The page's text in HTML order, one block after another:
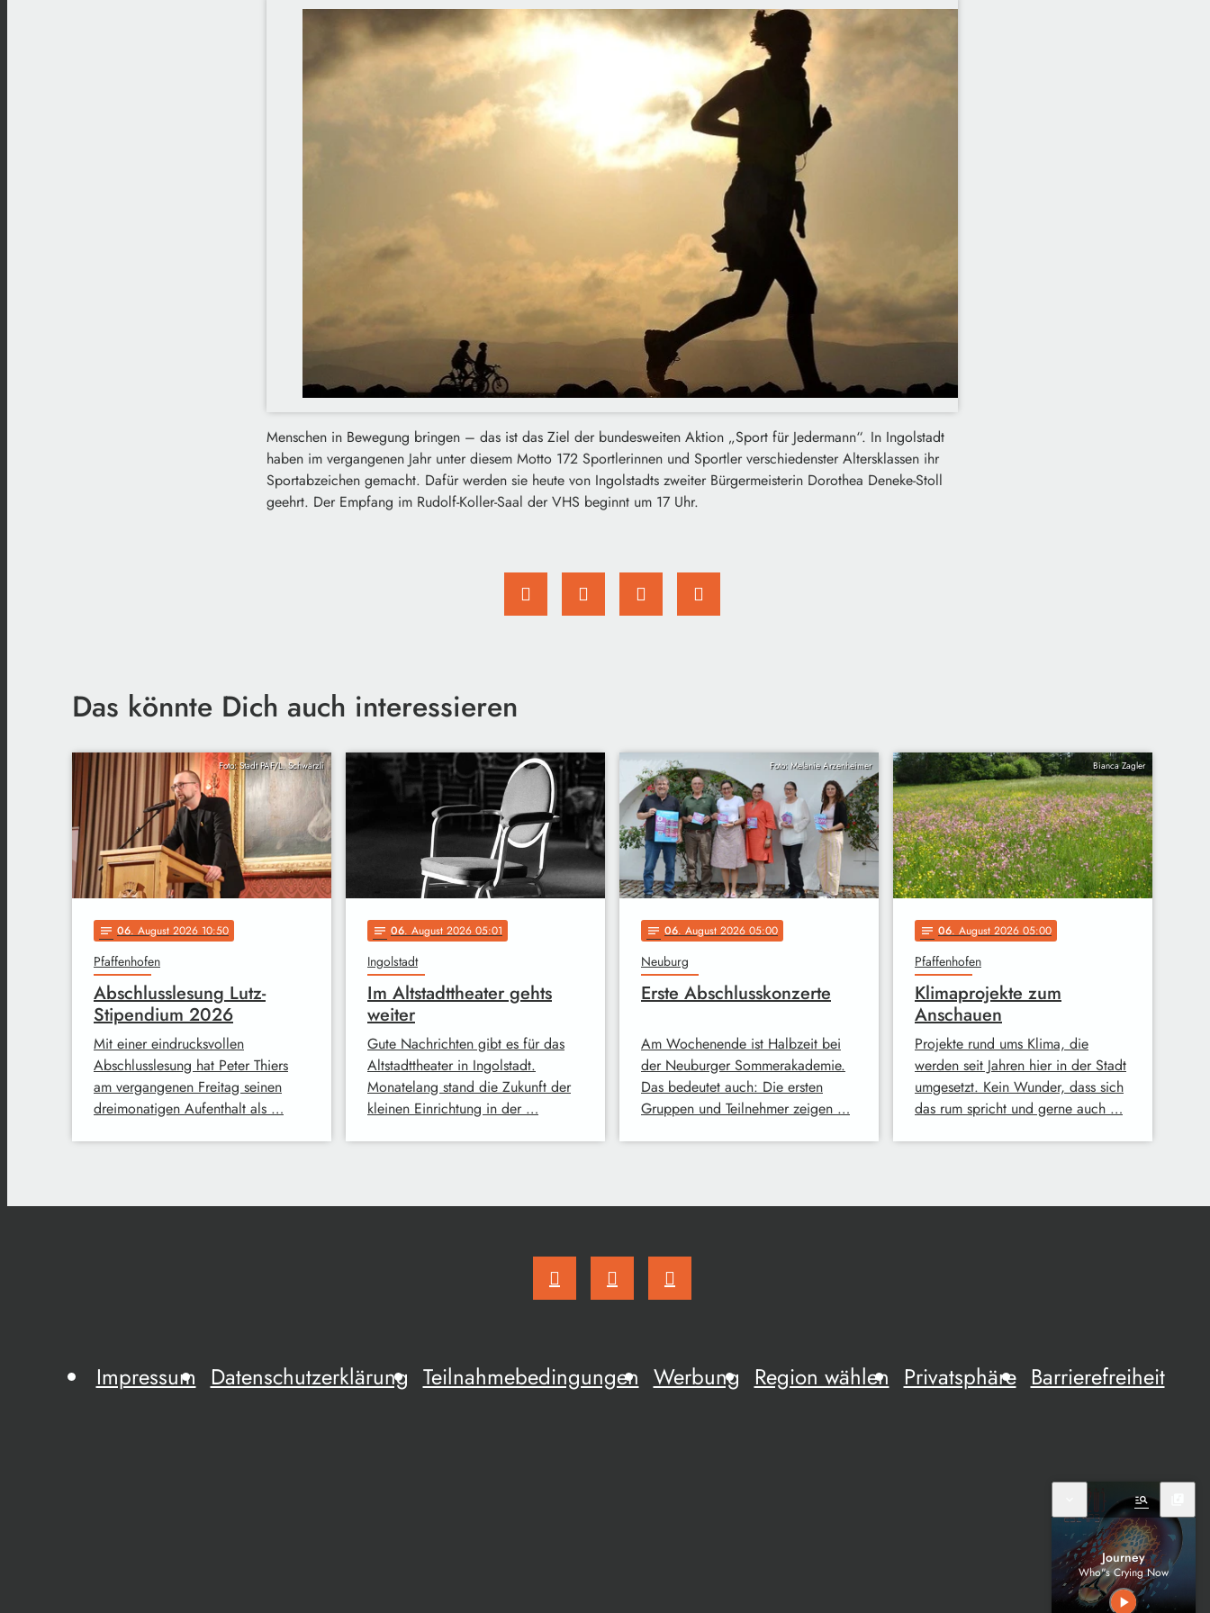
Menschen in Bewegung bringen – das ist das Ziel der bundesweiten Aktion „Sport für Jedermann“. In Ingolstadt
haben im vergangenen Jahr unter diesem Motto 172 Sportlerinnen und Sportler verschiedenster Altersklassen ihr
Sportabzeichen gemacht. Dafür werden sie heute von Ingolstadts zweiter Bürgermeisterin Dorothea Deneke-Stoll
geehrt. Der Empfang im Rudolf-Koller-Saal der VHS beginnt um 17 Uhr.
Das könnte Dich auch interessieren
Foto: Stadt PAF/L. Schwärzli
notes 06. August 2026 10:50
Pfaffenhofen
Abschlusslesung Lutz-
Stipendium 2026
Mit einer eindrucksvollen
Abschlusslesung hat Peter Thiers
am vergangenen Freitag seinen
dreimonatigen Aufenthalt als …
notes 06. August 2026 05:01
Ingolstadt
Im Altstadttheater gehts
weiter
Gute Nachrichten gibt es für das
Altstadttheater in Ingolstadt.
Monatelang stand die Zukunft der
kleinen Einrichtung in der …
Foto: Melanie Arzenheimer
notes 06. August 2026 05:00
Neuburg
Erste Abschlusskonzerte
Am Wochenende ist Halbzeit bei
der Neuburger Sommerakademie.
Das bedeutet auch: Die ersten
Gruppen und Teilnehmer zeigen …
Bianca Zagler
notes 06. August 2026 05:00
Pfaffenhofen
Klimaprojekte zum
Anschauen
Projekte rund ums Klima, die
werden seit Jahren hier in der Stadt
umgesetzt. Kein Wunder, dass sich
das rum spricht und gerne auch …
Impressum Datenschutzerklärung Teilnahmebedingungen Werbung Region wählen Privatsphäre Barrierefreiheit
manage_search
Journey
Who"s Crying Now
play_arrow